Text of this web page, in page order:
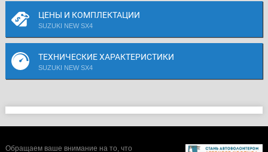
ЦЕНЫ И КОМПЛЕКТАЦИИ
SUZUKI NEW SX4
ТЕХНИЧЕСКИЕ ХАРАКТЕРИСТИКИ
SUZUKI NEW SX4
Обращаем ваше внимание на то, что